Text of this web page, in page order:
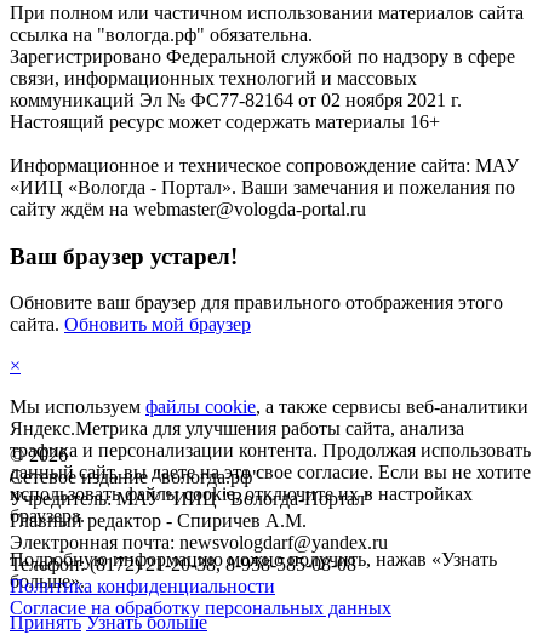
©2026
Сетевое издание "вологда.рф"
Учредитель: МАУ "ИИЦ "Вологда-Портал"
Главный редактор - Спиричев А.М.
Электронная почта: newsvologdarf@yandex.ru
Телефон: (8172) 21-20-38, 8-958-585-08-08
Политика конфиденциальности
Согласие на обработку персональных данных
При полном или частичном использовании материалов сайта
ссылка на "вологда.рф" обязательна.
Зарегистрировано Федеральной службой по надзору в сфере
связи, информационных технологий и массовых
коммуникаций Эл № ФС77-82164 от 02 ноября 2021 г.
Настоящий ресурс может содержать материалы 16+
Информационное и техническое сопровождение сайта: МАУ
«ИИЦ «Вологда - Портал». Ваши замечания и пожелания по
сайту ждём на webmaster@vologda-portal.ru
Ваш браузер устарел!
Обновите ваш браузер для правильного отображения этого
сайта. Обновить мой браузер
×
Мы используем файлы cookie, а также сервисы веб-аналитики
Яндекс.Метрика для улучшения работы сайта, анализа
трафика и персонализации контента. Продолжая использовать
данный сайт, вы даете на это свое согласие. Если вы не хотите
использовать файлы cookie, отключите их в настройках
браузера.
Подробную информацию можно получить, нажав «Узнать
больше».
Принять Узнать больше